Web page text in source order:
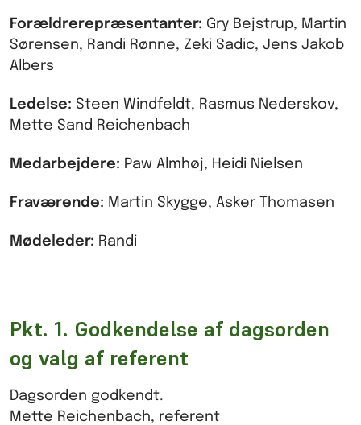
Forældrerepræsentanter: Gry Bejstrup, Martin
Sørensen, Randi Rønne, Zeki Sadic, Jens Jakob
Albers
Ledelse: Steen Windfeldt, Rasmus Nederskov,
Mette Sand Reichenbach
Medarbejdere: Paw Almhøj, Heidi Nielsen
Fraværende: Martin Skygge, Asker Thomasen
Mødeleder: Randi
Pkt. 1. Godkendelse af dagsorden
og valg af referent
Dagsorden godkendt.
Mette Reichenbach, referent